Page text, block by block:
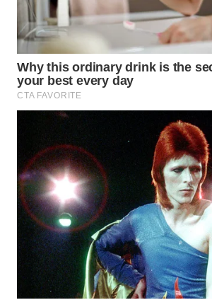
WN
PAKPAK
WN
KARAWANG
BEKASI
WN
BOGOR
WN
DEPOK
WN